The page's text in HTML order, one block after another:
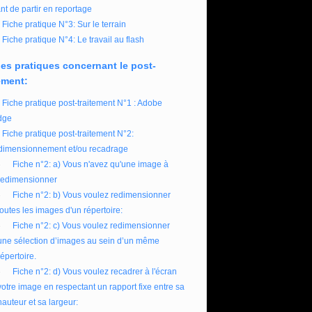
de partir en reportage
Fiche pratique N°3: Sur le terrain
Fiche pratique N°4: Le travail au flash
pratiques concernant le post-
Fiche pratique post-traitement N°1 : Adobe
Fiche pratique post-traitement N°2:
et/ou recadrage
Fiche n°2: a) Vous n'avez qu'une image à
Fiche n°2: b) Vous voulez redimensionner
les images d'un répertoire:
Fiche n°2: c) Vous voulez redimensionner
sélection d’images au sein d’un même
Fiche n°2: d) Vous voulez recadrer à l'écran
image en respectant un rapport fixe entre sa
et sa largeur: